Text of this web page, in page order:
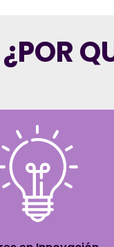
¿POR